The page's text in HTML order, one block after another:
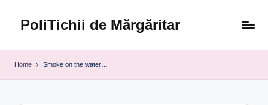
PoliTichii de Mărgăritar
Home Smoke on the water…